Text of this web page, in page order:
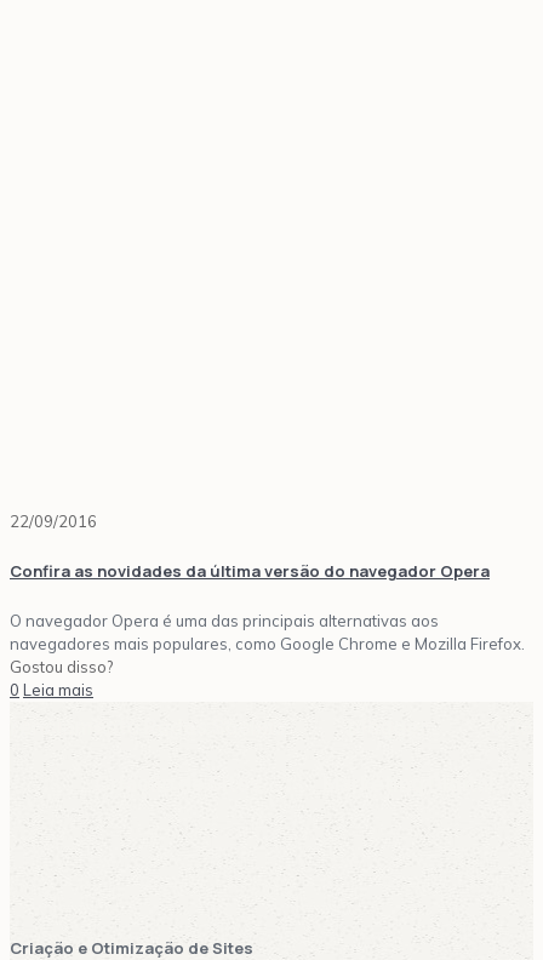
22/09/2016
Confira as novidades da última versão do navegador Opera
O navegador Opera é uma das principais alternativas aos
navegadores mais populares, como Google Chrome e Mozilla Firefox.
Gostou disso?
0 Leia mais
Redes Sociais
Criação e Otimização de Sites